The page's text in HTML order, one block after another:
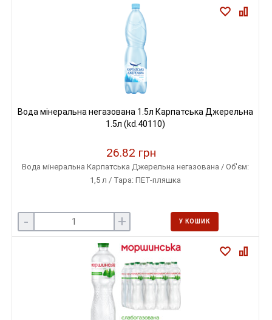
Вода мінеральна негазована 1.5л Карпатська Джерельна
1.5л (kd.40110)
26.82 грн
Вода мінеральна Карпатська Джерельна негазована / Об'єм:
1,5 л / Тара: ПЕТ-пляшка
- + У КОШИК